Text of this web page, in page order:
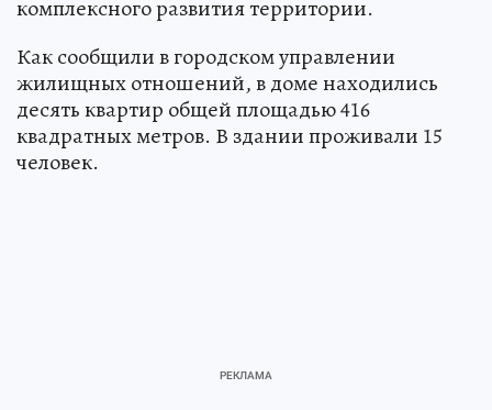
комплексного развития территории.
Как сообщили в городском управлении
жилищных отношений, в доме находились
десять квартир общей площадью 416
квадратных метров. В здании проживали 15
человек.